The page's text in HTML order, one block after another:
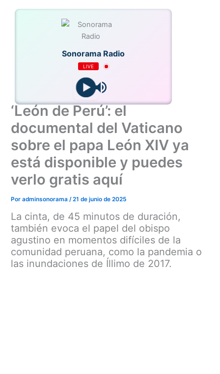
Sonorama Radio
LIVE
‘León de Perú’: el
documental del Vaticano
sobre el papa León XIV ya
está disponible y puedes
verlo gratis aquí
Poradminsonorama/21 de junio de 2025
La cinta, de 45 minutos de duración,
también evoca el papel del obispo
agustino en momentos difíciles de la
comunidad peruana, como la pandemia o
las inundaciones de Íllimo de 2017.